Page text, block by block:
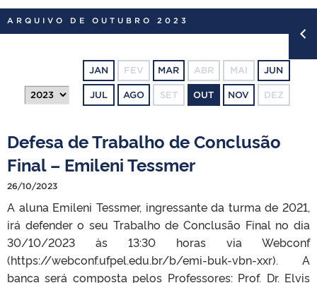
CONCURSOS
PORTARIAS
ARQUIVO DE OUTUBRO 2023
JAN FEV MAR ABR MAI JUN
JUL AGO SET OUT NOV DEZ
Defesa de Trabalho de Conclusão
Final – Emileni Tessmer
26/10/2023
A aluna Emileni Tessmer, ingressante da turma de 2021,
irá defender o seu Trabalho de Conclusão Final no dia
30/10/2023 às 13:30 horas via Webconf
(https://webconf.ufpel.edu.br/b/emi-buk-vbn-xxr). A
banca será composta pelos Professores: Prof. Dr. Elvis